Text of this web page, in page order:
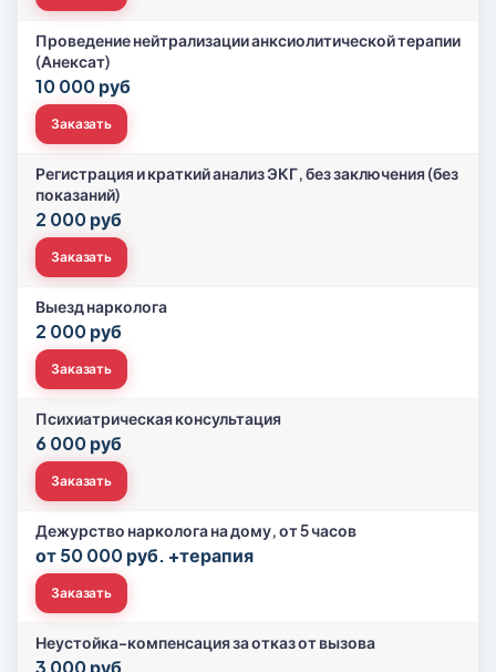
Проведение нейтрализации анксиолитической терапии
(Анексат)
10 000 руб
Заказать
Регистрация и краткий анализ ЭКГ, без заключения (без
показаний)
2 000 руб
Заказать
Выезд нарколога
2 000 руб
Заказать
Психиатрическая консультация
6 000 руб
Заказать
Дежурство нарколога на дому, от 5 часов
от 50 000 руб. +терапия
Заказать
Неустойка-компенсация за отказ от вызова
3 000 руб